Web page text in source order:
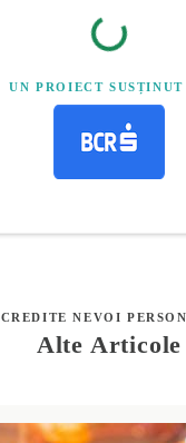
UN PROIECT SUSȚINUT
CREDITE NEVOI
Alte Articole